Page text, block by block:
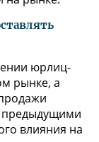
юрлиц-
рынке, а
предыдущими
влияния на